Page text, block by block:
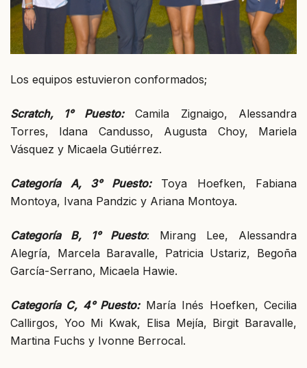
Los equipos estuvieron conformados;
Scratch, 1° Puesto:Camila Zignaigo, Alessandra
Torres, Idana Candusso, Augusta Choy, Mariela
Vásquez y Micaela Gutiérrez.
Categoría A, 3° Puesto:Toya Hoefken, Fabiana
Montoya, Ivana Pandzic y Ariana Montoya.
Categoría B, 1° Puesto: Mirang Lee, Alessandra
Alegría, Marcela Baravalle, Patricia Ustariz, Begoña
García-Serrano, Micaela Hawie.
Categoría C, 4° Puesto:María Inés Hoefken, Cecilia
Callirgos, Yoo Mi Kwak, Elisa Mejía, Birgit Baravalle,
Martina Fuchs y Ivonne Berrocal.